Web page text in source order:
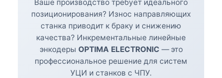
Ваше производство требует идеального
позиционирования? Износ направляющих
станка приводит к браку и снижению
качества? Инкрементальные линейные
энкодеры OPTIMA ELECTRONIC — это
профессиональное решение для систем
УЦИ и станков с ЧПУ.